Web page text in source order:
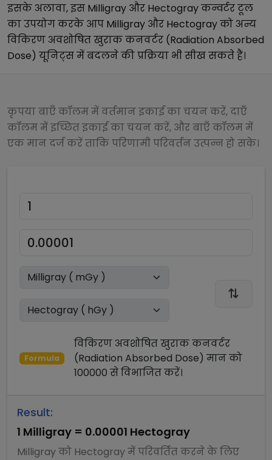
इसके अलावा, इस Milligray और Hectograyकन्वर्टर टूल
का उपयोग करके आप Milligray और Hectograyको अन्य
विकिरण अवशोषित खुराक कनवर्टर (Radiation Absorbed
Dose) यूनिट्स में बदलने की प्रक्रिया भी सीख सकते हैं।
कृपया बाएँ कॉलम में वर्तमान इकाई का चयन करें, दाएँ
कॉलम में इच्छित इकाई का चयन करें, और बाएँ कॉलम में
एक मान दर्ज करें ताकि परिणामी परिवर्तन उत्पन्न हो सके।
Formula
विकिरण अवशोषित खुराक कनवर्टर
(Radiation Absorbed Dose) मान को
100000 सेविभाजितकरें।
Result:
1 Milligray = 0.00001 Hectogray
Milligrayको Hectograyमें परिवर्तित करने के लिए